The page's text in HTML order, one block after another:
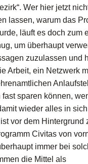
Wer hier jetzt
lassen, warum das
läuft es doch zum
um überhaupt
zuzulassen und
Arbeit, ein Netzwerk
sparen können,
wieder alles in
vor dem Hintergrund
Civitas von
immer bei
die Mittel als